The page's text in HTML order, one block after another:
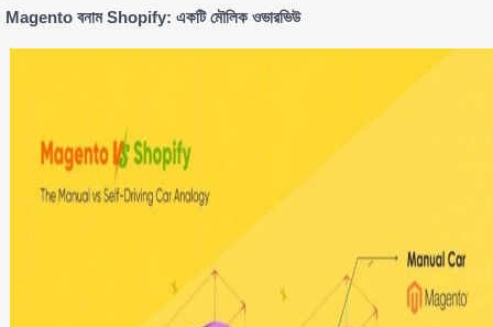
Magento বনাম Shopify: একটিমৌলিকওভারভিউ